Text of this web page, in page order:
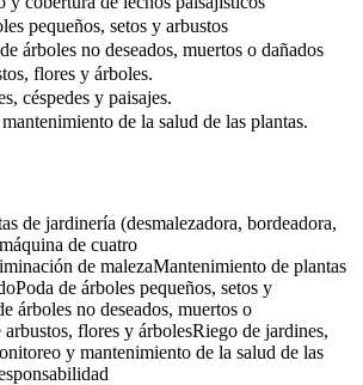
pequeños, setos y arbustos
árboles no deseados, muertos o dañados
flores y árboles.
céspedes y paisajes.
de la salud de las plantas.
de jardinería (desmalezadora, bordeadora,
de cuatro
de malezaMantenimiento de plantas
Poda de árboles pequeños, setos y
árboles no deseados, muertos o
arbustos, flores y árbolesRiego de jardines,
y mantenimiento de la salud de las